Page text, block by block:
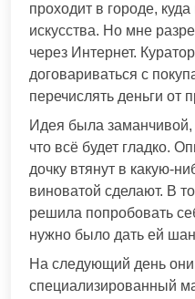
проходит в городе,
искусства. Но мне
через Интернет.
договариваться с
перечислять деньги от
Идея была
что всё будет гладко.
дочку втянут в какую-
виноватой сделают. В
решила попробовать
нужно было дать ей
На следующий день
специализированный